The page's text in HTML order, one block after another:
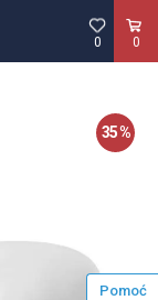
0
0
35%
Pomoć